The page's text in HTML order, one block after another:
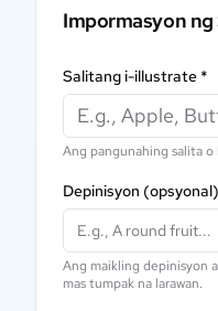
Impormasyon
Salitang i-illustrate *
Ang pangunahing salita o
Depinisyon (opsyonal)
Ang maikling depinisyon
mas tumpak na larawan.